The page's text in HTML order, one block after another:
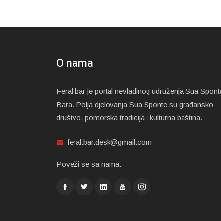
O nama
Feral.bar je portal nevladinog udruženja Sua
Bara. Polja djelovanja Sua Sponte su građansko
društvo, pomorska tradicija i kulturna baština.
feral.bar.desk@gmail.com
Poveži se sa nama: